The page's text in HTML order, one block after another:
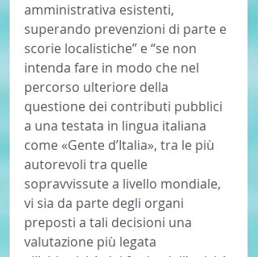
amministrativa esistenti,
superando prevenzioni di parte e
scorie localistiche” e “se non
intenda fare in modo che nel
percorso ulteriore della
questione dei contributi pubblici
a una testata in lingua italiana
come «Gente d’Italia», tra le più
autorevoli tra quelle
sopravvissute a livello mondiale,
vi sia da parte degli organi
preposti a tali decisioni una
valutazione più legata